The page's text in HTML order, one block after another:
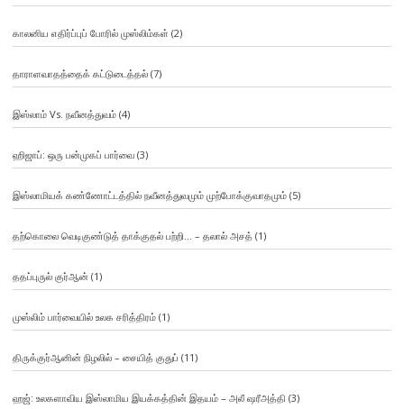
காலனிய எதிர்ப்புப் போரில் முஸ்லிம்கள் (2)
தாராளவாதத்தைக் கட்டுடைத்தல்(7)
இஸ்லாம் Vs. நவீனத்துவம்(4)
ஹிஜாப்: ஒரு பன்முகப் பார்வை(3)
இஸ்லாமியக் கண்ணோட்டத்தில் நவீனத்துவமும் முற்போக்குவாதமும்(5)
தற்கொலை வெடிகுண்டுத் தாக்குதல் பற்றி… – தலால் அசத் (1)
ததப்புருல் குர்ஆன் (1)
முஸ்லிம் பார்வையில் உலக சரித்திரம்(1)
திருக்குர்ஆனின் நிழலில் – சையித் குதுப் (11)
ஹஜ்: உலகளாவிய இஸ்லாமிய இயக்கத்தின் இதயம் – அலீ ஷரீஅத்தி (3)